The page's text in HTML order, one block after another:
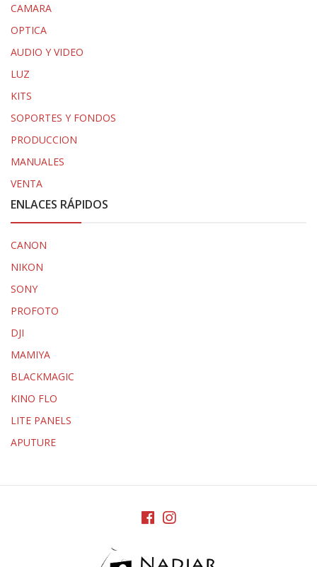
CAMARA
OPTICA
AUDIO Y VIDEO
LUZ
KITS
SOPORTES Y FONDOS
PRODUCCION
MANUALES
VENTA
ENLACES RÁPIDOS
CANON
NIKON
SONY
PROFOTO
DJI
MAMIYA
BLACKMAGIC
KINO FLO
LITE PANELS
APUTURE